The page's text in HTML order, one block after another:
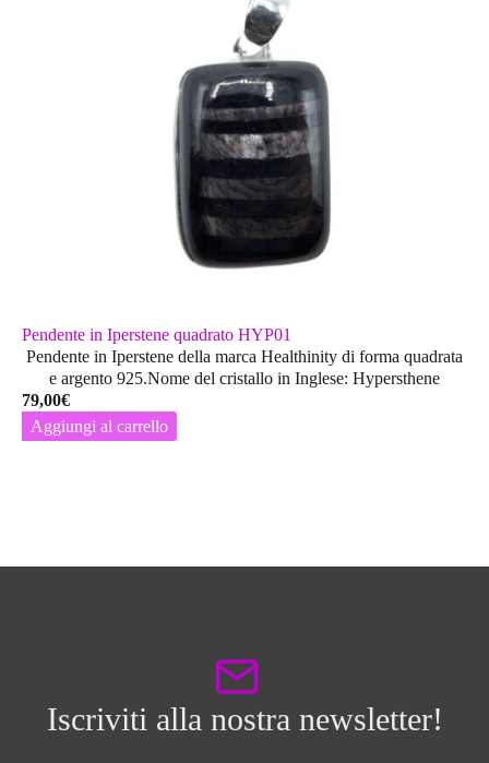
Pendente in Iperstene quadrato HYP01
Pendente in Iperstene della marca Healthinity di forma quadrata
e argento 925.Nome del cristallo in Inglese: Hypersthene
79,00€
Aggiungi al carrello
Iscriviti alla nostra newsletter!